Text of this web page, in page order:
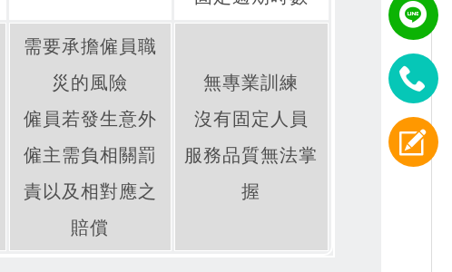
需要承擔僱員職
災的風險
僱員若發生意外
僱主需負相關罰
責以及相對應之
賠償
無專業訓練
沒有固定人員
服務品質無法掌
握